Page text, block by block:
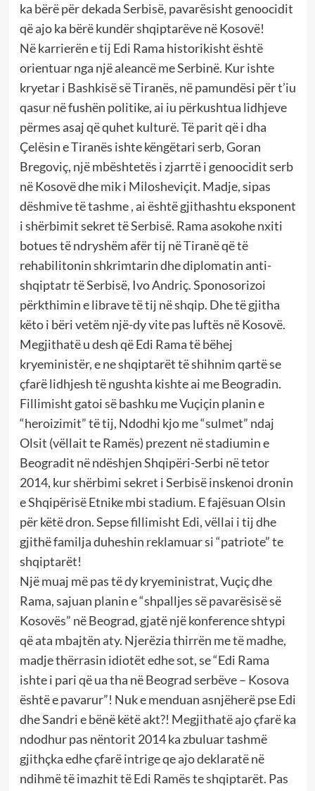
ka bërë për dekada Serbisë, pavarësisht genoocidit
që ajo ka bërë kundër shqiptarëve në Kosovë!
Në karrierën e tij Edi Rama historikisht është
orientuar nga një aleancë me Serbinë. Kur ishte
kryetar i Bashkisë së Tiranës, në pamundësi për t’iu
qasur në fushën politike, ai iu përkushtua lidhjeve
përmes asaj që quhet kulturë. Të parit që i dha
Çelësin e Tiranës ishte këngëtari serb, Goran
Bregoviç, një mbështetës i zjarrtë i genoocidit serb
në Kosovë dhe mik i Milosheviçit. Madje, sipas
dëshmive të tashme , ai është gjithashtu eksponent
i shërbimit sekret të Serbisë. Rama asokohe nxiti
botues të ndryshëm afër tij në Tiranë që të
rehabilitonin shkrimtarin dhe diplomatin anti-
shqiptatr të Serbisë, Ivo Andriç. Sponosorizoi
përkthimin e librave të tij në shqip. Dhe të gjitha
këto i bëri vetëm një-dy vite pas luftës në Kosovë.
Megjithatë u desh që Edi Rama të bëhej
kryeministër, e ne shqiptarët të shihnim qartë se
çfarë lidhjesh të ngushta kishte ai me Beogradin.
Fillimisht gatoi së bashku me Vuçiçin planin e
“heroizimit” të tij, Ndodhi kjo me “sulmet” ndaj
Olsit (vëllait te Ramës) prezent në stadiumin e
Beogradit në ndëshjen Shqipëri-Serbi në tetor
2014, kur shërbimi sekret i Serbisë inskenoi dronin
e Shqipërisë Etnike mbi stadium. E fajësuan Olsin
për këtë dron. Sepse fillimisht Edi, vëllai i tij dhe
gjithë familja duheshin reklamuar si “patriote” te
shqiptarët!
Një muaj më pas të dy kryeministrat, Vuçiç dhe
Rama, sajuan planin e “shpalljes së pavarësisë së
Kosovës” në Beograd, gjatë një konference shtypi
që ata mbajtën aty. Njerëzia thirrën me të madhe,
madje thërrasin idiotët edhe sot, se “Edi Rama
ishte i pari që ua tha në Beograd serbëve – Kosova
është e pavarur”! Nuk e menduan asnjëherë pse Edi
dhe Sandri e bënë këtë akt?! Megjithatë ajo çfarë ka
ndodhur pas nëntorit 2014 ka zbuluar tashmë
gjithçka edhe çfarë intrige qe ajo deklaratë në
ndihmë të imazhit të Edi Ramës te shqiptarët. Pas